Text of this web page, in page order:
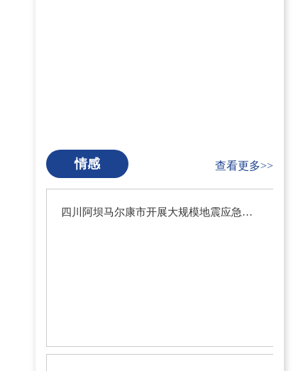
情感 查看更多>>
四川阿坝马尔康市开展大规模地震应急疏散演练暨地震预警系统测试